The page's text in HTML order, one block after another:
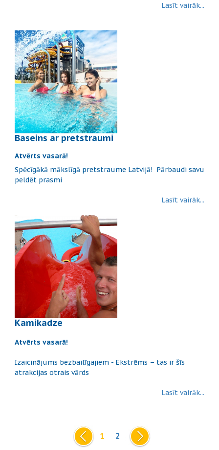
Lasīt vairāk...
Baseins ar pretstraumi
Atvērts vasarā!
Spēcīgākā mākslīgā pretstraume Latvijā! Pārbaudi savu
peldēt prasmi
Lasīt vairāk...
Kamikadze
Atvērts vasarā!
Izaicinājums bezbailīgajiem - Ekstrēms – tas ir šīs
atrakcijas otrais vārds
Lasīt vairāk...
1 2